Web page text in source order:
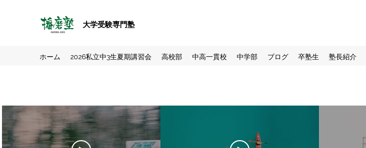
大学受験専門塾
ホーム 2026私立中3生夏期講習会 高校部 中高一貫校 中学部 ブログ 卒塾生 塾長紹介